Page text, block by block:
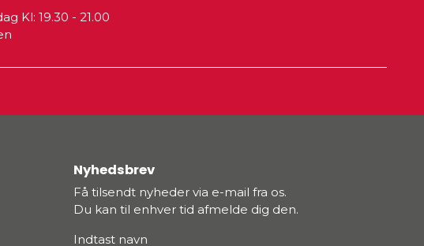
Kl: 19.30 - 21.00
Nyhedsbrev
Få tilsendt nyheder via e-mail fra os.
Du kan til enhver tid afmelde dig den.
Indtast navn